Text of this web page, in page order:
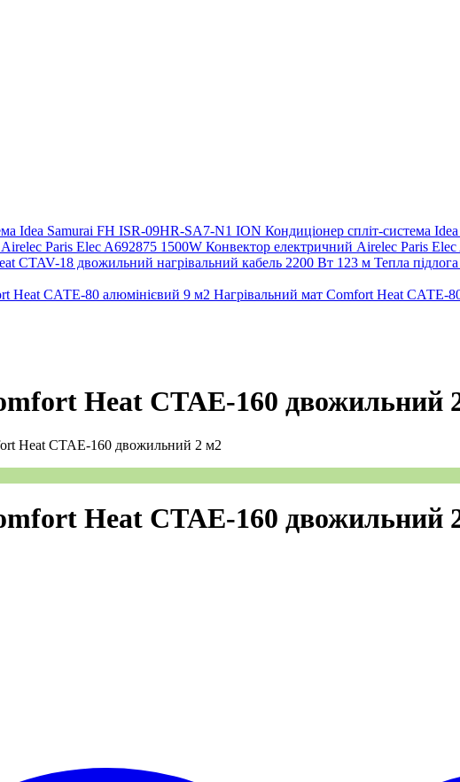
Кондиціонер спліт-система
Конвектор електричний Airelec Paris
Тепла
Нагрівальний мат Comfort Heat CАТE-
Heat CTAE-160 двожильний
Heat CTAE-160 двожильний 2 м2
Heat CTAE-160 двожильний